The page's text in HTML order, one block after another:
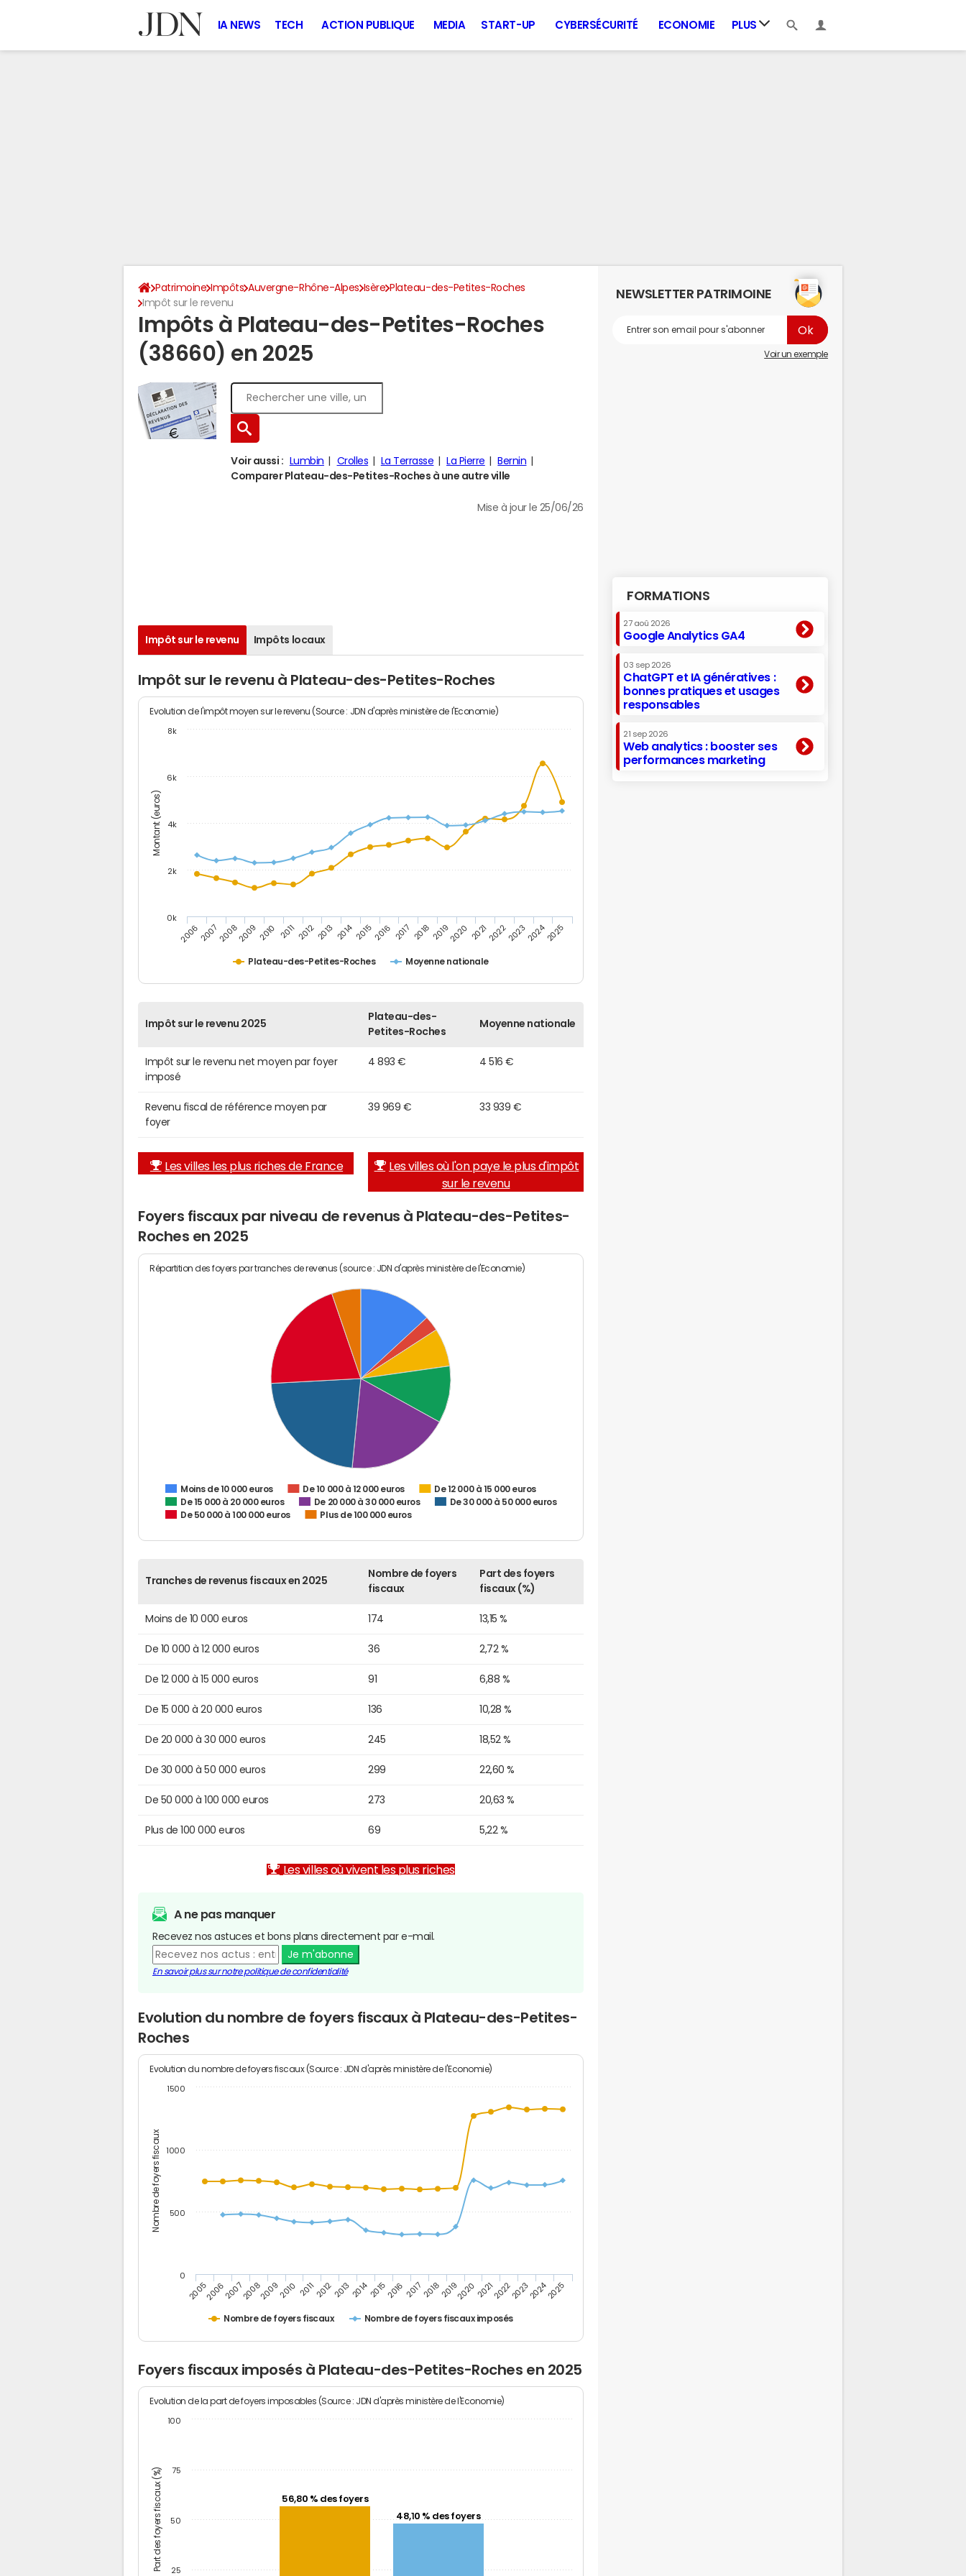
IA NEWS TECH ACTION PUBLIQUE MEDIA START-UP CYBERSÉCURITÉ ECONOMIE PLUS
Patrimoine Impôts Auvergne-Rhône-Alpes Isère Plateau-des-Petites-Roches
Impôt sur le revenu
Impôts à Plateau-des-Petites-Roches
(38660) en 2025
Voir aussi : Lumbin Crolles La Terrasse La Pierre
Bernin
Comparer Plateau-des-Petites-Roches à une autre ville
Mise à jour le 25/06/26
Impôt sur le revenu Impôts locaux
Impôt sur le revenu à Plateau-des-Petites-Roches
Montant (euros)
Evolution de l'impôt moyen sur le revenu (Source : JDN d'après ministère de l'Economie)
Plateau-des-Petites-Roches Moyenne nationale
20062007200820092010 2011 20122013 201420152016 2017 201820192020 20212022202320242025
0k
2k
4k
6k
8k
Impôt sur le revenu 2025
Plateau-des-
Petites-Roches
Moyenne nationale
Impôt sur le revenu net moyen par foyer
imposé
4 893 € 4 516 €
Revenu fiscal de référence moyen par
foyer
39 969 € 33 939 €
Les villes les plus riches de France
Les villes où l'on paye le plus d'impôt
sur le revenu
Foyers fiscaux par niveau de revenus à Plateau-des-Petites-
Roches en 2025
Répartition des foyers par tranches de revenus (source : JDN d'après ministère de l'Economie)
Moins de 10 000 euros De 10 000 à 12 000 euros
De 12 000 à 15 000 euros
De 15 000 à 20 000 euros
De 20 000 à 30 000 euros
De 30 000 à 50 000 euros
De 50 000 à 100 000 euros
Plus de 100 000 euros
Tranches de revenus fiscaux en 2025
Nombre de foyers
fiscaux
Part des foyers
fiscaux (%)
Moins de 10 000 euros 174 13,15 %
De 10 000 à 12 000 euros 36 2,72 %
De 12 000 à 15 000 euros 91 6,88 %
De 15 000 à 20 000 euros 136 10,28 %
De 20 000 à 30 000 euros 245 18,52 %
De 30 000 à 50 000 euros 299 22,60 %
De 50 000 à 100 000 euros 273 20,63 %
Plus de 100 000 euros 69 5,22 %
Les villes où vivent les plus riches
A ne pas manquer
Recevez nos astuces et bons plans directement par e-mail.
Je m'abonne
En savoir plus sur notre politique de confidentialité
Evolution du nombre de foyers fiscaux à Plateau-des-Petites-
Roches
Nombre de foyers fiscaux
Evolution du nombre de foyers fiscaux (Source : JDN d'après ministère de l'Economie)
Nombre de foyers fiscaux Nombre de foyers fiscaux imposés
200520062007200820092010 201120122013201420152016 201720182019202020212022202320242025
0
500
1000
1500
Foyers fiscaux imposés à Plateau-des-Petites-Roches en 2025
Part des foyers fiscaux (%)
Evolution de la part de foyers imposables (Source : JDN d'après ministère de l'Economie)
56,80 % des foyers
48,10 % des foyers
25
50
75
100
NEWSLETTER PATRIMOINE
Voir un exemple
FORMATIONS
27 aoû 2026
Google Analytics GA4
03 sep 2026
ChatGPT et IA génératives :
bonnes pratiques et usages
responsables
21 sep 2026
Web analytics : booster ses
performances marketing